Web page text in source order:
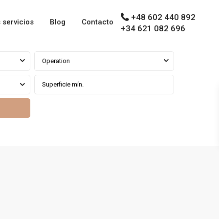
servicios Blog Contacto
+48 602 440 892
+34 621 082 696
Operation